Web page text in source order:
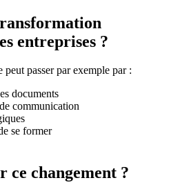
entreprises ?
passer par exemple par :
documents
communication
se former
ce changement ?